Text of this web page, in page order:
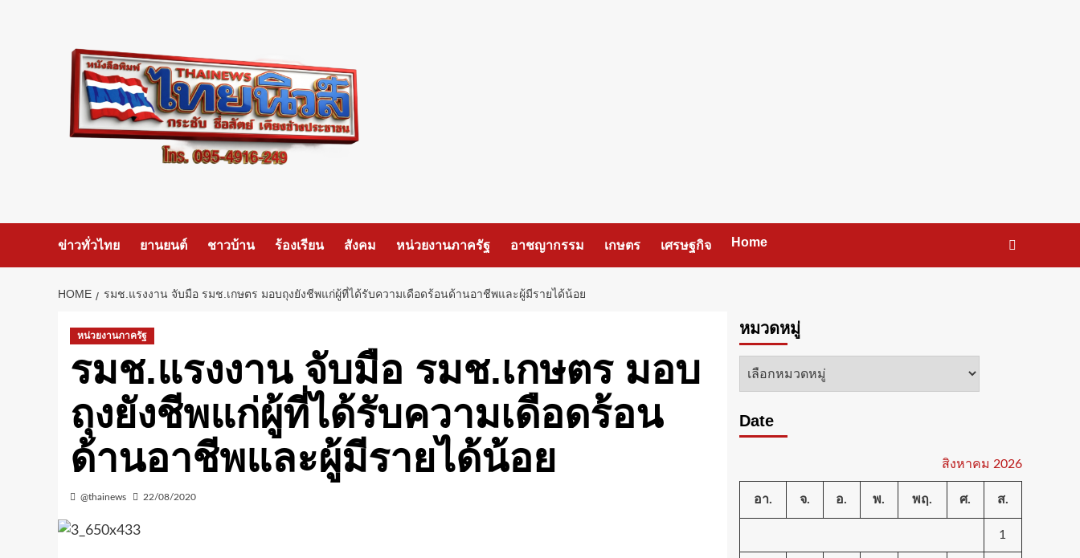
ข่าวทั่วไทย ยานยนต์ ชาวบ้าน ร้องเรียน สังคม หน่วยงานภาครัฐ อาชญากรรม เกษตร เศรษฐกิจ Home
HOME รมช.แรงงาน จับมือ รมช.เกษตร มอบถุงยังชีพแก่ผู้ที่ได้รับความเดือดร้อนด้านอาชีพและผู้มีรายได้น้อย
หน่วยงานภาครัฐ
รมช.แรงงาน จับมือ รมช.เกษตร มอบ
ถุงยังชีพแก่ผู้ที่ได้รับความเดือดร้อน
ด้านอาชีพและผู้มีรายได้น้อย
@thainews 22/08/2020
หมวดหมู่
หมวด
Date
สิงหาคม 2026
อา. จ. อ. พ. พฤ. ศ. ส.
1